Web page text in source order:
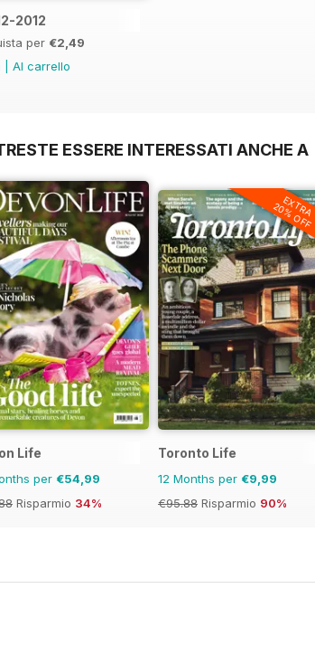
2012
per €2,49
Al carrello
ESSERE INTERESSATI ANCHE A
Life
per €54,99
Risparmio 34%
EXTRA
20% OFF
Toronto Life
12 Months per €9,99
€95.88 Risparmio 90%